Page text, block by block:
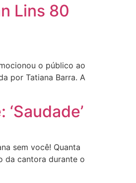
Lins 80
o público ao
por Tatiana Barra. A
sem você! Quanta
da cantora durante o